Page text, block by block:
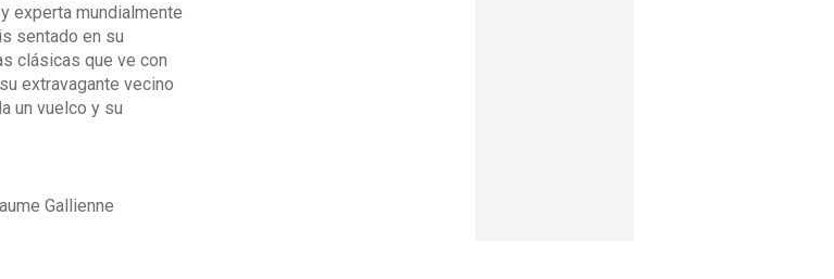
experta mundialmente
sentado en su
clásicas que ve con
extravagante vecino
un vuelco y su
Gallienne